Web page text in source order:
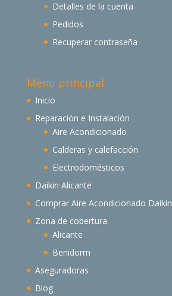
Detalles de la cuenta
Pedidos
Recuperar contraseña
Menu principal
Inicio
Reparación e Instalación
Aire Acondicionado
Calderas y calefacción
Electrodomésticos
Daikin Alicante
Comprar Aire Acondicionado Daikin
Zona de cobertura
Alicante
Benidorm
Aseguradoras
Blog